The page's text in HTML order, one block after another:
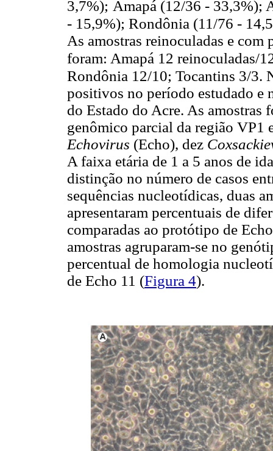
3,7%); Amapá (12/36 - 33,3%);
- 15,9%); Rondônia (11/76 -
As amostras reinoculadas e
foram: Amapá 12 reinoculadas/
Rondônia 12/1 0; Tocantins 3/3.
positivos no período estudado e
do Estado do Acre. As amostras
genômico parcial da região VP1
Echovirus (Echo), dez
A faixa etária de 1 a 5 anos de
distinção no número de casos
sequências nucleotídicas, duas
apresentaram percentuais de
comparadas ao protótipo de
amostras agruparam-se no
percentual de homologia
de Echo 11 (Figura 4).